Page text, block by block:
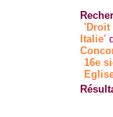
'Droit
Italie'
16e